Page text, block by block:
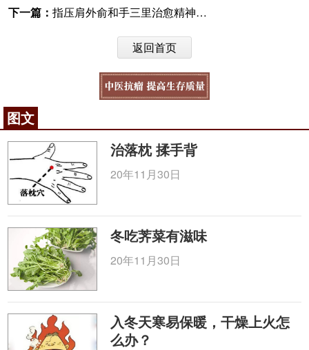
下一篇： 指压肩外俞和手三里治愈精神性阳痿
返回首页
图文
治落枕 揉手背
20年11月30日
冬吃荠菜有滋味
20年11月30日
入冬天寒易保暖，干燥上火怎
么办？